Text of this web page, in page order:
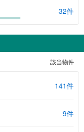
32件
該当物件
141件
9件